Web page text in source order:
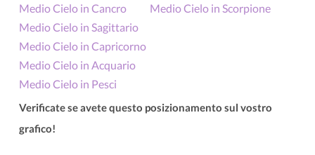
Medio Cielo in Cancro
Medio Cielo in Scorpione
Medio Cielo in Sagittario
Medio Cielo in Capricorno
Medio Cielo in Acquario
Medio Cielo in Pesci
Verificate se avete questo posizionamento sul vostro
grafico!